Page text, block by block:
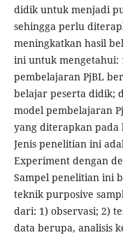
didik untuk menjadi
sehingga perlu
meningkatkan hasil
ini untuk mengetahui:
pembelajaran PjBL
belajar peserta didik;
model pembelajaran
yang diterapkan pada
Jenis penelitian ini
Experiment dengan
Sampel penelitian ini
teknik purposive
dari: 1) observasi; 2)
data berupa, analisis